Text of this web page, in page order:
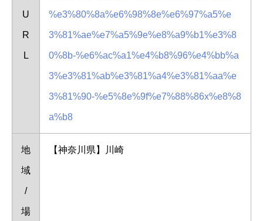
U
R
L
%e3%80%8a%e6%98%8e%e6%97%a5%e
3%81%ae%e7%a5%9e%e8%a9%b1%e3%8
0%8b-%e6%ac%a1%e4%b8%96%e4%bb%a
3%e3%81%ab%e3%81%a4%e3%81%aa%e
3%81%90-%e5%8e%9f%e7%88%86x%e8%8
a%b8
地
域
/
場
【神奈川県】川崎